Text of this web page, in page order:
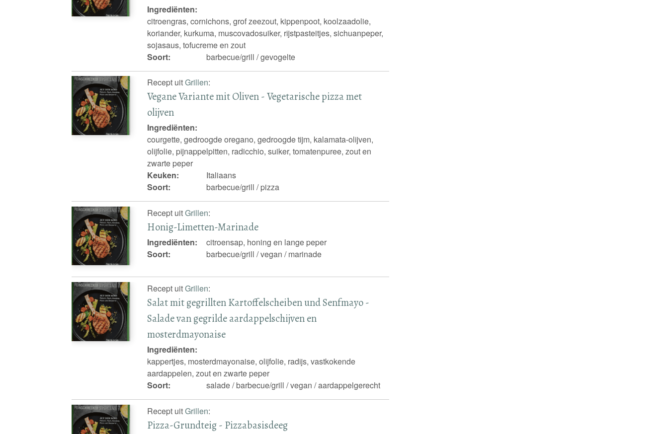
Ingrediënten:
citroengras, cornichons, grof zeezout, kippenpoot, koolzaadolie,
koriander, kurkuma, muscovadosuiker, rijstpasteitjes, sichuanpeper,
sojasaus, tofucreme en zout
Soort:
barbecue/grill / gevogelte
Recept uitGrillen:
Vegane Variante mit Oliven - Vegetarische pizza met
olijven
Ingrediënten:
courgette, gedroogde oregano, gedroogde tijm, kalamata-olijven,
olijfolie, pijnappelpitten, radicchio, suiker, tomatenpuree, zout en
zwarte peper
Keuken:
Italiaans
Soort:
barbecue/grill / pizza
Recept uitGrillen:
Honig-Limetten-Marinade
Ingrediënten:
citroensap, honing en lange peper
Soort:
barbecue/grill / vegan / marinade
Recept uitGrillen:
Salat mit gegrillten Kartoffelscheiben und Senfmayo -
Salade van gegrilde aardappelschijven en
mosterdmayonaise
Ingrediënten:
kappertjes, mosterdmayonaise, olijfolie, radijs, vastkokende
aardappelen, zout en zwarte peper
Soort:
salade / barbecue/grill / vegan / aardappelgerecht
Recept uitGrillen:
Pizza-Grundteig - Pizzabasisdeeg